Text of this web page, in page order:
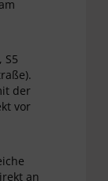
S5
der
vor
an